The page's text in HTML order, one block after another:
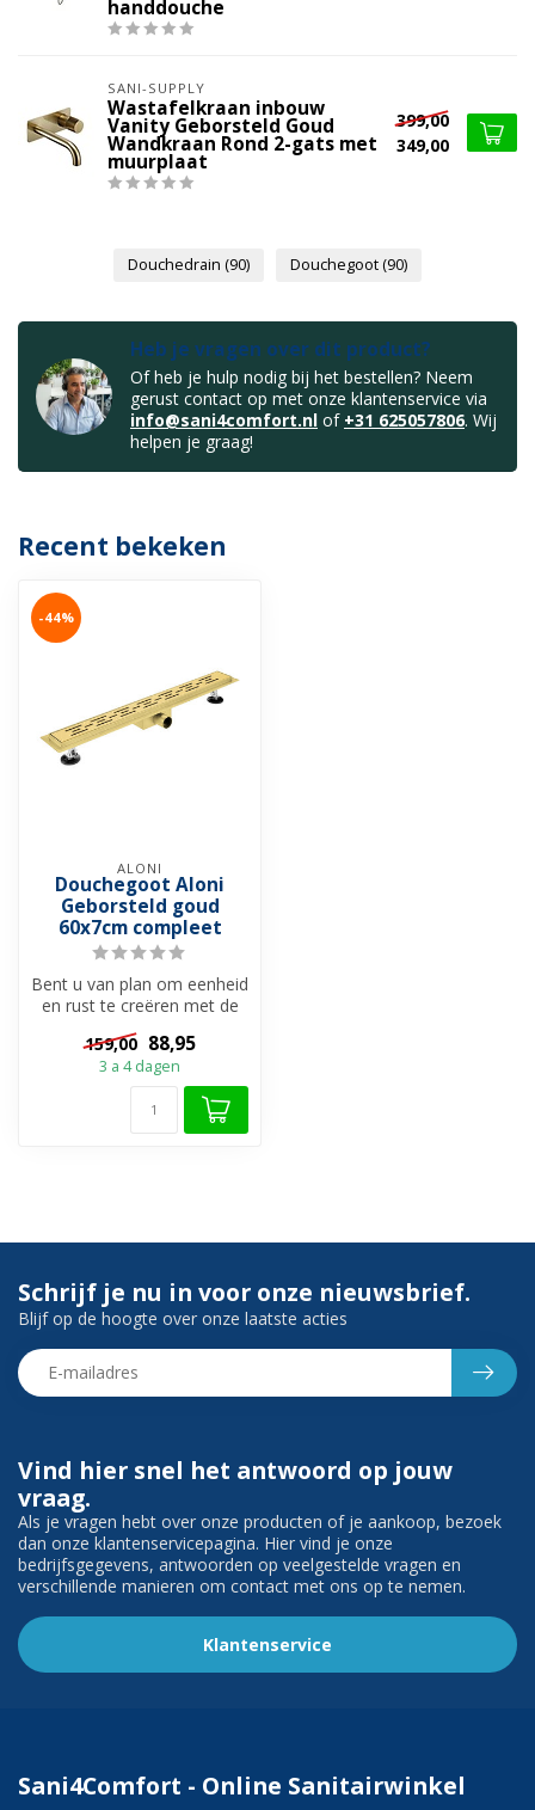
handdouche
SANI-SUPPLY
Wastafelkraan inbouw
Vanity Geborsteld Goud
Wandkraan Rond 2-gats met
muurplaat
399,00
349,00
Douchedrain (90) Douchegoot(90)
Heb je vragen over dit product?
Of heb je hulp nodig bij het bestellen? Neem
gerust contact op met onze klantenservice via
info@sani4comfort.nl of +31 625057806. Wij
helpen je graag!
Recent bekeken
-44%
ALONI
Douchegoot Aloni
Geborsteld goud
60x7cm compleet
Bent u van plan om eenheid
en rust te creëren met de
unieke kleuren, dan bent u
...
159,00 88,95
3 a 4 dagen
Vind hier snel het antwoord op jouw
vraag.
Als je vragen hebt over onze producten of je aankoop, bezoek
dan onze klantenservicepagina. Hier vind je onze
bedrijfsgegevens, antwoorden op veelgestelde vragen en
verschillende manieren om contact met ons op te nemen.
Klantenservice
Schrijf je nu in voor onze nieuwsbrief.
Blijf op de hoogte over onze laatste acties
Sani4Comfort - Online Sanitairwinkel